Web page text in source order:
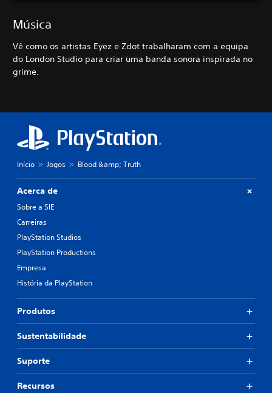
Música
Vê como os artistas Eyez e Zdot trabalharam com a equipa
do London Studio para criar uma banda sonora inspirada no
grime.
Início Jogos Blood &amp; Truth
Acerca de
Sobre a SIE
Carreiras
PlayStation Studios
PlayStation Productions
Empresa
História da PlayStation
Produtos
Sustentabilidade
Suporte
Recursos